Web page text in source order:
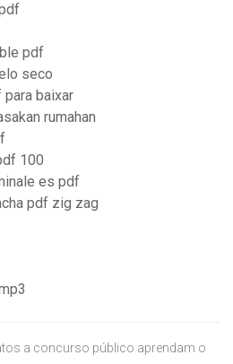
pdf
seco
para baixar
rumahan
100
es pdf
pdf zig zag
a concurso público aprendam o